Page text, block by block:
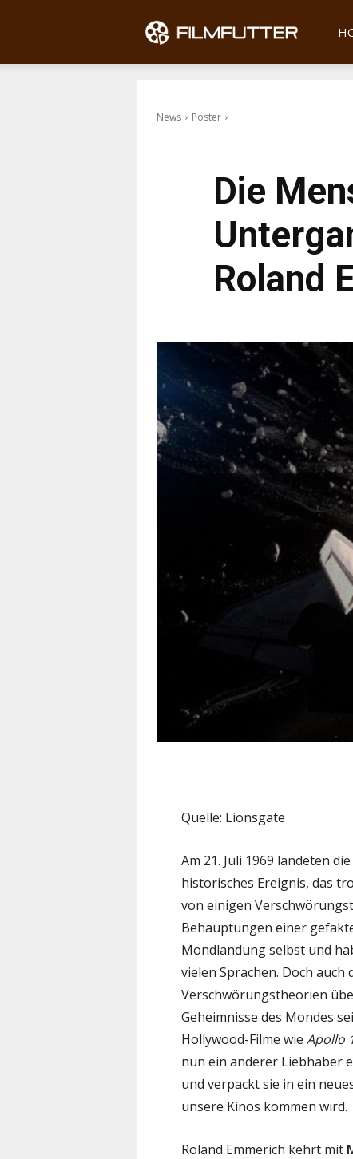
News Poster
Die
Roland
Quelle: Lionsgate
Am 21. Juli 1969 landeten
historisches Ereignis, das
von einigen
Behauptungen einer
Mondlandung selbst und
vielen Sprachen. Doch
Verschwörungstheorien
Geheimnisse des Mondes
Hollywood-Filme wie Apollo
nun ein anderer Liebhaber
und verpackt sie in ein
unsere Kinos kommen wird.
Roland Emmerich kehrt mit